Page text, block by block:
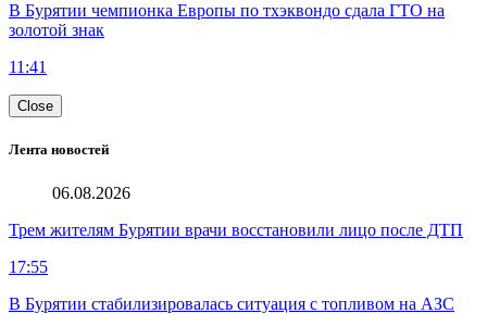
В Бурятии чемпионка Европы по тхэквондо сдала ГТО на
золотой знак
11:41
Close
Лента новостей
06.08.2026
Трем жителям Бурятии врачи восстановили лицо после ДТП
17:55
В Бурятии стабилизировалась ситуация с топливом на АЗС